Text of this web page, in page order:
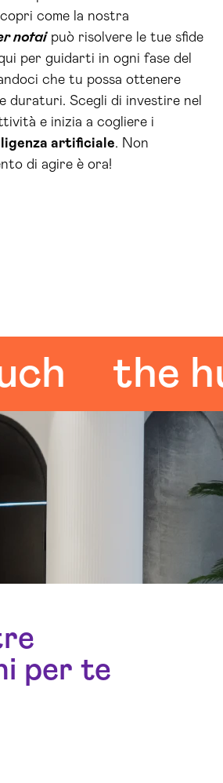
come la nostra
notaipuò risolvere le tue sfide
per guidarti in ogni fase del
che tu possa ottenere
duraturi. Scegli di investire nel
e inizia a cogliere i
artificiale. Non
di agire è ora!
the
per te